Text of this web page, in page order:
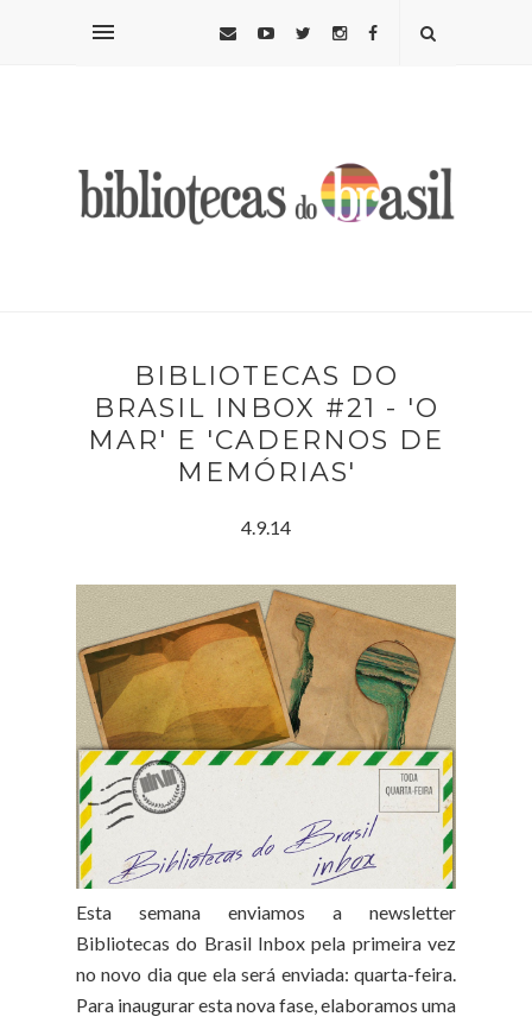
BIBLIOTECAS DO
BRASIL INBOX #21 - 'O
MAR' E 'CADERNOS DE
MEMÓRIAS'
4.9.14
Esta semana enviamos a newsletter
Bibliotecas do Brasil Inbox pela primeira vez
no novo dia que ela será enviada: quarta-feira.
Para inaugurar esta nova fase, elaboramos uma